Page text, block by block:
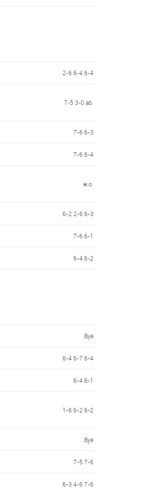
2-6 6-4 6-4
7-5 3-0 ab.
7-6 6-3
7-6 6-4
w.o.
6-2 2-6 6-3
7-6 6-1
6-4 6-2
Bye
6-4 6-7 6-4
6-4 6-1
1-6 6-2 6-2
Bye
7-5 7-6
6-3 4-6 7-6